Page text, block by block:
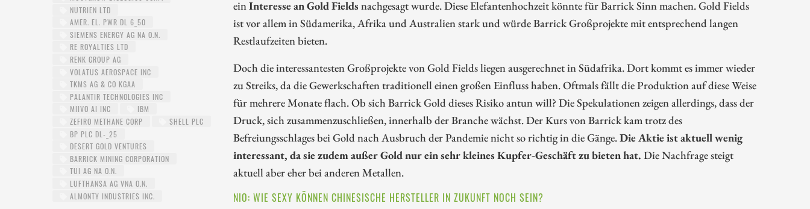
NUTRIEN LTD
AMER. EL. PWR DL 6_50
SIEMENS ENERGY AG NA O.N.
RE ROYALTIES LTD
RENK GROUP AG
VOLATUS AEROSPACE INC
TKMS AG & CO KGAA
PALANTIR TECHNOLOGIES INC
MIIVO AI INC
IBM
ZEFIRO METHANE CORP
SHELL PLC
BP PLC DL-_25
DESERT GOLD VENTURES
BARRICK MINING CORPORATION
TUI AG NA O.N.
LUFTHANSA AG VNA O.N.
ALMONTY INDUSTRIES INC.
einInteresse an Gold Fields nachgesagt wurde. Diese Elefantenhochzeit könnte für Barrick Sinn machen. Gold Fields
ist vor allem in Südamerika, Afrika und Australien stark und würde Barrick Großprojekte mit entsprechend langen
Restlaufzeiten bieten.
Doch die interessantesten Großprojekte von Gold Fields liegen ausgerechnet in Südafrika. Dort kommt es immer wieder
zu Streiks, da die Gewerkschaften traditionell einen großen Einfluss haben. Oftmals fällt die Produktion auf diese Weise
für mehrere Monate flach. Ob sich Barrick Gold dieses Risiko antun will? Die Spekulationen zeigen allerdings, dass der
Druck, sich zusammenzuschließen, innerhalb der Branche wächst. Der Kurs von Barrick kam trotz des
Befreiungsschlages bei Gold nach Ausbruch der Pandemie nicht so richtig in die Gänge.Die Aktie ist aktuell wenig
interessant, da sie zudem außer Gold nur ein sehr kleines Kupfer-Geschäft zu bieten hat. Die Nachfrage steigt
aktuell aber eher bei anderen Metallen.
NIO: WIE SEXY KÖNNEN CHINESISCHE HERSTELLER IN ZUKUNFT NOCH SEIN?